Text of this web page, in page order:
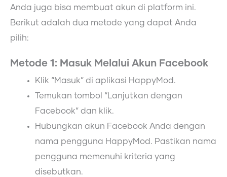
Anda juga bisa membuat akun di platform ini.
Berikut adalah dua metode yang dapat Anda
pilih:
Metode 1: Masuk Melalui Akun Facebook
Klik “Masuk” di aplikasi HappyMod.
Temukan tombol “Lanjutkan dengan
Facebook” dan klik.
Hubungkan akun Facebook Anda dengan
nama pengguna HappyMod. Pastikan nama
pengguna memenuhi kriteria yang
disebutkan.